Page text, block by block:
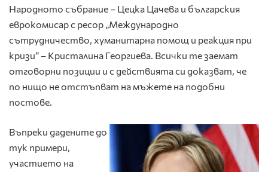
Народното събрание – Цецка Цачева и българския
еврокомисар с ресор „Международно
сътрудничество, хуманитарна помощ и реакция при
кризи“ – Кристалина Георгиева. Всички те заемат
отговорни позиции и с действията си доказват, че
по нищо не отстъпват на мъжете на подобни
постове.
Въпреки дадените до
тук примери,
участието на